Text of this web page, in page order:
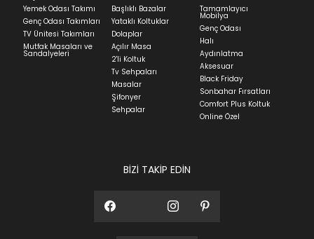
ve ürünün stok durumuna göre ortalama 5-24 iş
günüdür.
Panel ve Döşeme grubu ürün siparişlerinizin teslim
süresi yaşadığınız şehre ve ürünün stok durumuna
göre ortalama 30-45 iş günüdür.
Siparişlerim bölümünden sürecinizi takip edebilirsiniz.
Sıkça Sorulan Sorularbölümünü ziyaret
Yemek Odası Takımı
Genç Odası Takımları
TV Ünitesi Takımları
Mutfak Masaları ve
Sandalyeleri
Başlıklı Bazalar
Yataklı Koltuklar
Dolaplar
Açılır Masa
2'li Koltuk
Tv Sehpaları
Masalar
Şifonyer
Sehpalar
Tamamlayıcı
Mobilya
Genç Odası
Halı
Aydınlatma
Aksesuar
Black Friday
Sonbahar Fırsatları
Comfort Plus Koltuk
Online Özel
BİZİ TAKİP EDİN